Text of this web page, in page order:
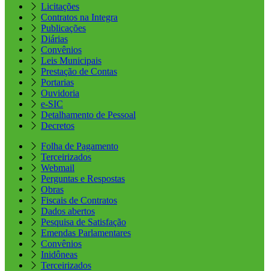
Licitações
Contratos na Integra
Publicações
Diárias
Convênios
Leis Municipais
Prestação de Contas
Portarias
Ouvidoria
e-SIC
Detalhamento de Pessoal
Decretos
Folha de Pagamento
Terceirizados
Webmail
Perguntas e Respostas
Obras
Fiscais de Contratos
Dados abertos
Pesquisa de Satisfação
Emendas Parlamentares
Convênios
Inidôneas
Terceirizados